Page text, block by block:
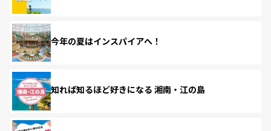
今年の夏はインスパイアへ！
知れば知るほど好きになる 湘南・江の島